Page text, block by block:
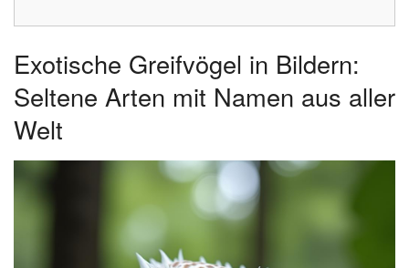
Exotische Greifvögel in Bildern:
Seltene Arten mit Namen aus aller
Welt